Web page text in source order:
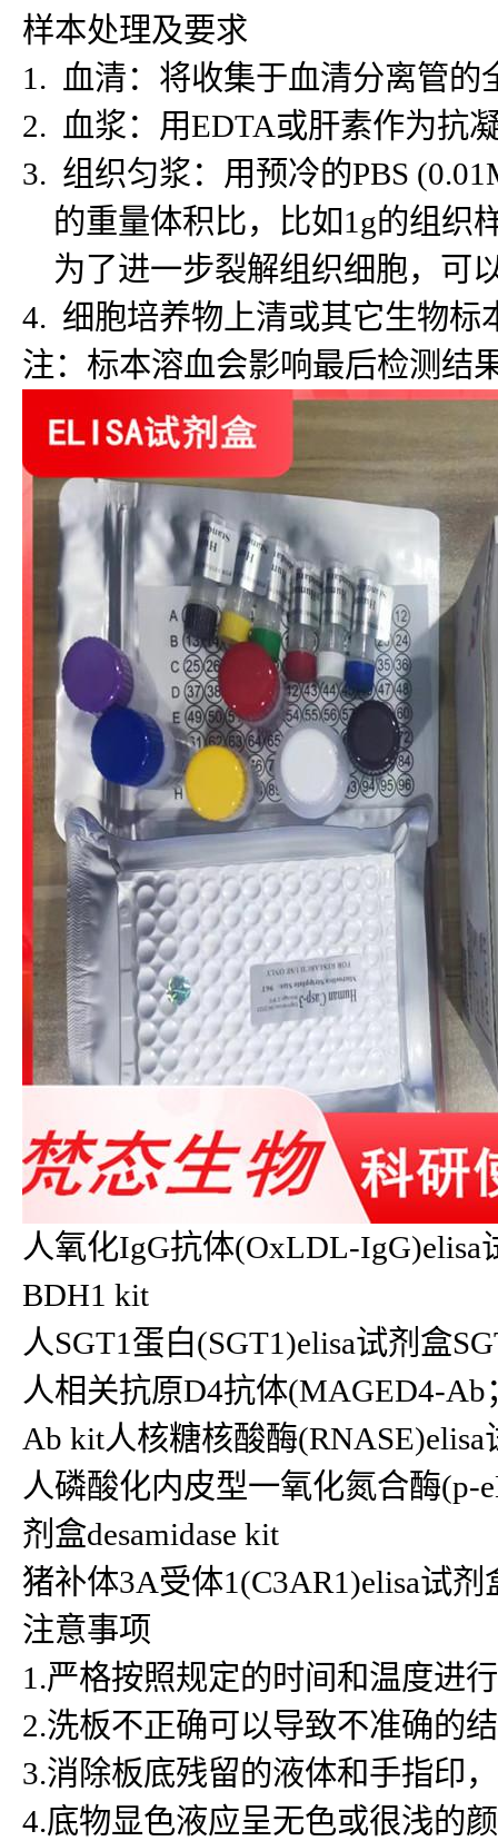
样本处理及要求
1. 血清：将收集于血清分离管
2. 血浆：用EDTA或肝素作为抗
3. 组织匀浆：用预冷的PBS
的重量体积比，比如1g的组织
为了进一步裂解组织细胞，可
4. 细胞培养物上清或其它生物
注：标本溶血会影响最后检测结
人氧化IgG抗体(OxLDL-
BDH1 kit
人SGT1蛋白(SGT1)elisa试剂盒
人相关抗原D4抗体(MAGED4-
Ab kit人核糖核酸酶
人磷酸化内皮型一氧化氮合酶(p-
剂盒desamidase kit
猪补体3A受体1(C3AR1)elisa试剂
注意事项
1.严格按照规定的时间和温度进
2.洗板不正确可以导致不准确的
3.消除板底残留的液体和手指印
4.底物显色液应呈无色或很浅的